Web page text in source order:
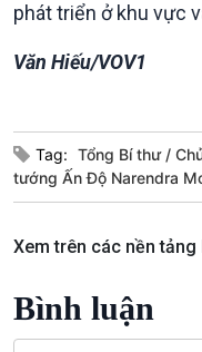
VOV1 đặc biệt
Chân dung cuộc sống
phát triển ở khu vực
Văn Hiếu/VOV1
Tag: Tổng Bí thư
tướng Ấn Độ Narendra
Xem trên các nền tảng
Bình luận